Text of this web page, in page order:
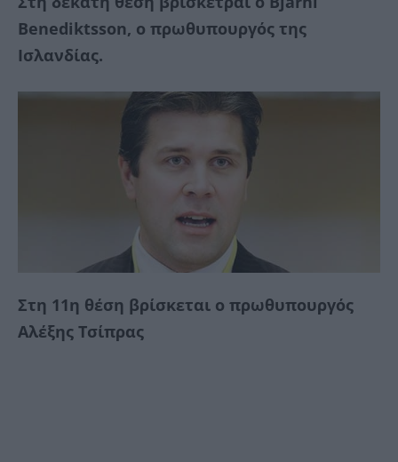
Benediktsson, ο πρωθυπουργός της
Ισλανδίας.
Στη 11η θέση βρίσκεται ο πρωθυπουργός
Αλέξης Τσίπρας